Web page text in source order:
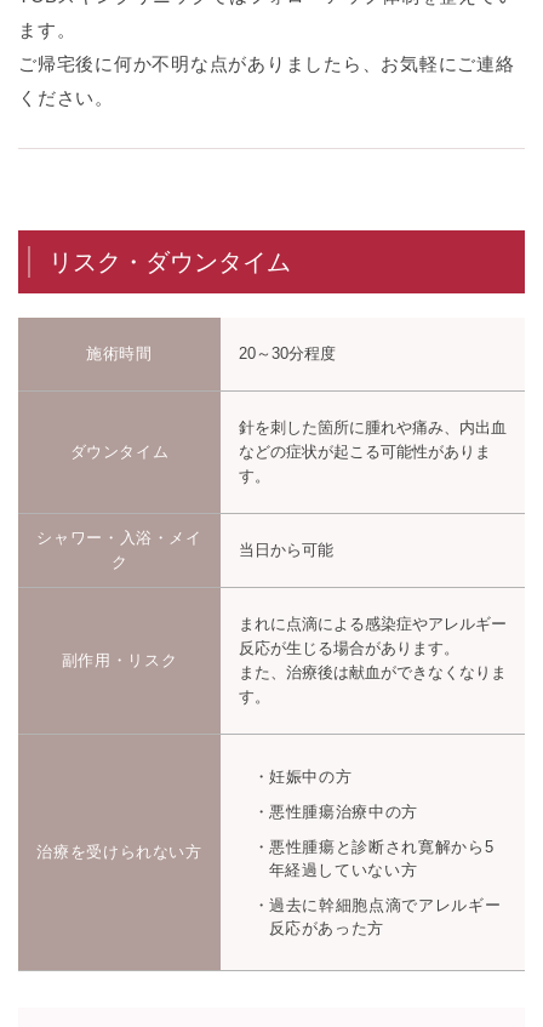
ます。
ご帰宅後に何か不明な点がありましたら、お気軽にご連絡
ください。
リスク・ダウンタイム
施術時間 20～30分程度
ダウンタイム
針を刺した箇所に腫れや痛み、内出血
などの症状が起こる可能性がありま
す。
シャワー・入浴・メイ
ク
当日から可能
副作用・リスク
まれに点滴による感染症やアレルギー
反応が生じる場合があります。
また、治療後は献血ができなくなりま
す。
治療を受けられない方
妊娠中の方
悪性腫瘍治療中の方
悪性腫瘍と診断され寛解から5
年経過していない方
過去に幹細胞点滴でアレルギー
反応があった方